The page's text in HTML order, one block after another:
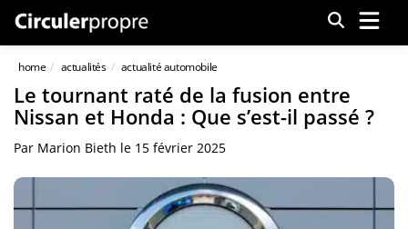
Menu
home actualités actualité automobile
Le tournant raté de la fusion entre
Nissan et Honda : Que s’est-il passé ?
Par Marion Bieth le 15 février 2025